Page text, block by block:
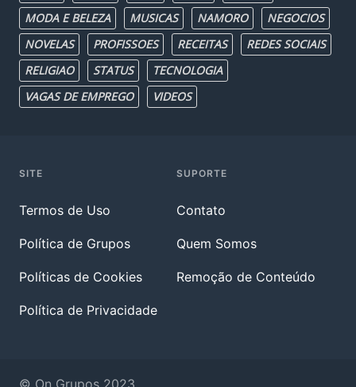
MODA E BELEZA
MUSICAS NAMORO
NEGOCIOS
NOVELAS
PROFISSOES RECEITAS
REDES SOCIAIS
RELIGIAO
STATUS
TECNOLOGIA
VAGAS DE EMPREGO
VIDEOS
SITE
Termos de Uso
Política de Grupos
Políticas de Cookies
Política de Privacidade
SUPORTE
Contato
Quem Somos
Remoção de Conteúdo
© On Grupos 2023